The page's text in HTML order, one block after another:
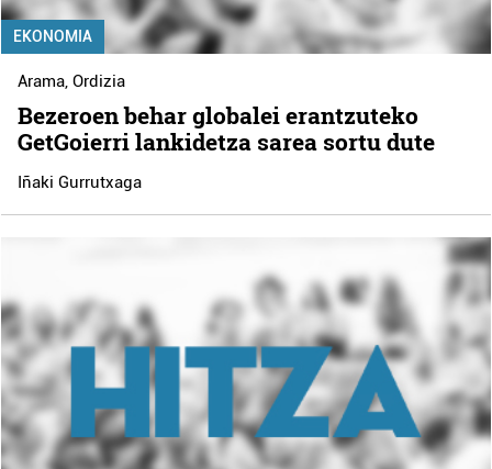
EKONOMIA
Arama,Ordizia
Bezeroen behar globalei erantzuteko
GetGoierri lankidetza sarea sortu dute
Iñaki Gurrutxaga